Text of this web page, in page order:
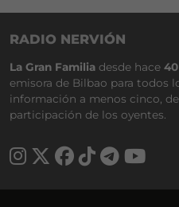
RADIO NERVIÓN
La Gran Familia desde hace
emisora de Bilbao para todos
información a menos cinco,
participación de los oyentes.